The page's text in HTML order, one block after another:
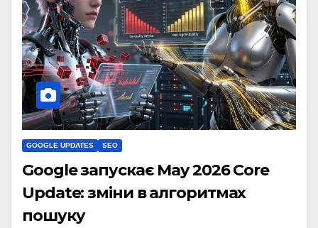
GOOGLE UPDATES SEO
Google запускає May 2026 Core
Update: зміни в алгоритмах
пошуку